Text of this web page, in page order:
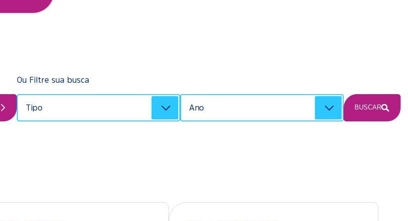
Ou Filtre sua busca
BUSCAR